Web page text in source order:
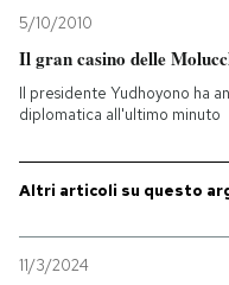
Tecnologia
Internet
Scienza
5/10/2010
Il gran casino delle
Il presidente Yudhoyono ha
diplomatica all'ultimo minuto
Altri articoli su questo
11/3/2024